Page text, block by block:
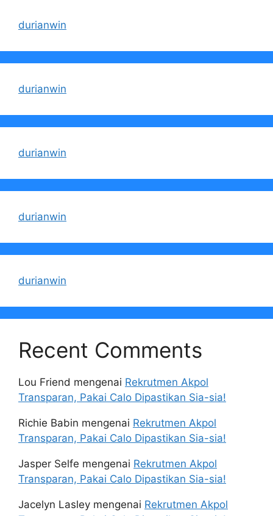
durianwin
durianwin
durianwin
durianwin
durianwin
Recent Comments
Lou Friend mengenai Rekrutmen Akpol
Transparan, Pakai Calo Dipastikan Sia-sia!
Richie Babin mengenai Rekrutmen Akpol
Transparan, Pakai Calo Dipastikan Sia-sia!
Jasper Selfe mengenai Rekrutmen Akpol
Transparan, Pakai Calo Dipastikan Sia-sia!
Jacelyn Lasley mengenai Rekrutmen Akpol